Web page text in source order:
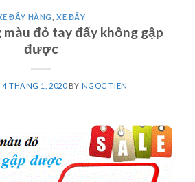
ĐẨY HÀNG XE ĐẨY
màu đỏ tay đẩy không gập
được
4 THÁNG 1, 2020BY NGOC TIEN